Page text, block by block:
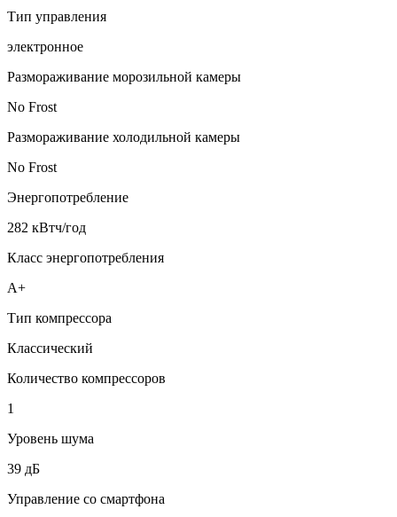
Тип управления
электронное
Размораживание морозильной камеры
No Frost
Размораживание холодильной камеры
No Frost
Энергопотребление
282 кВтч/год
Класс энергопотребления
A+
Тип компрессора
Классический
Количество компрессоров
1
Уровень шума
39 дБ
Управление со смартфона